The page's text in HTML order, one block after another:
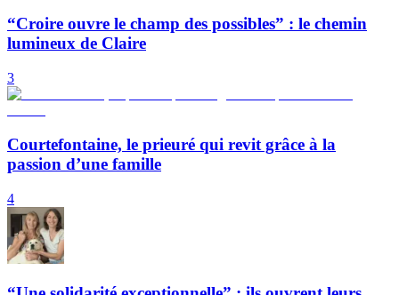
“Croire ouvre le champ des possibles” : le chemin
lumineux de Claire
3
Courtefontaine, le prieuré qui revit grâce à la
passion d’une famille
4